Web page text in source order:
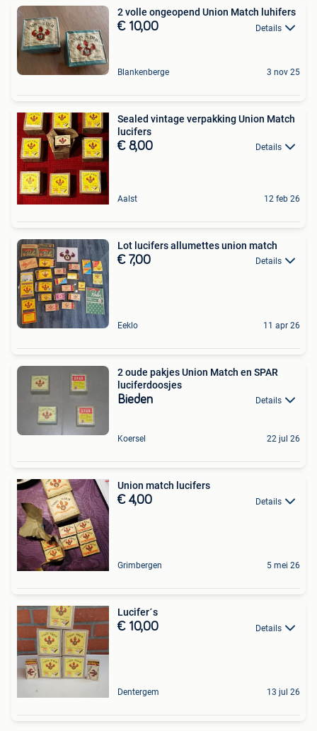
2 volle ongeopend Union Match luhifers
€ 10,00 Details
Blankenberge 3 nov 25
Sealed vintage verpakking Union Match
lucifers
€ 8,00 Details
Aalst 12 feb 26
Lot lucifers allumettes union match
€ 7,00 Details
Eeklo 11 apr 26
2 oude pakjes Union Match en SPAR
luciferdoosjes
Bieden Details
Koersel 22 jul 26
Union match lucifers
€ 4,00 Details
Grimbergen 5 mei 26
Lucifer´s
€ 10,00 Details
Dentergem 13 jul 26